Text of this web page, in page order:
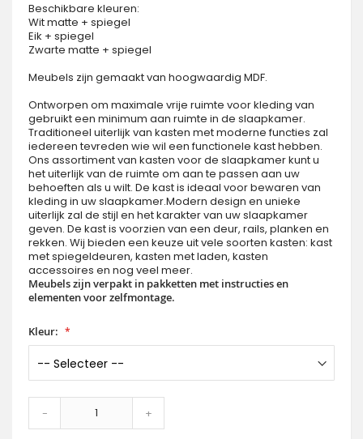
Beschikbare kleuren:
Wit matte + spiegel
Eik + spiegel
Zwarte matte + spiegel
Meubels zijn gemaakt van hoogwaardig MDF.
Ontworpen om maximale vrije ruimte voor kleding van
gebruikt een minimum aan ruimte in de slaapkamer.
Traditioneel uiterlijk van kasten met moderne functies zal
iedereen tevreden wie wil een functionele kast hebben.
Ons assortiment van kasten voor de slaapkamer kunt u
het uiterlijk van de ruimte om aan te passen aan uw
behoeften als u wilt. De kast is ideaal voor bewaren van
kleding in uw slaapkamer.Modern design en unieke
uiterlijk zal de stijl en het karakter van uw slaapkamer
geven. De kast is voorzien van een deur, rails, planken en
rekken. Wij bieden een keuze uit vele soorten kasten: kast
met spiegeldeuren, kasten met laden, kasten
accessoires en nog veel meer.
Meubels zijn verpakt in pakketten met instructies en
elementen voor zelfmontage.
Kleur:
- +